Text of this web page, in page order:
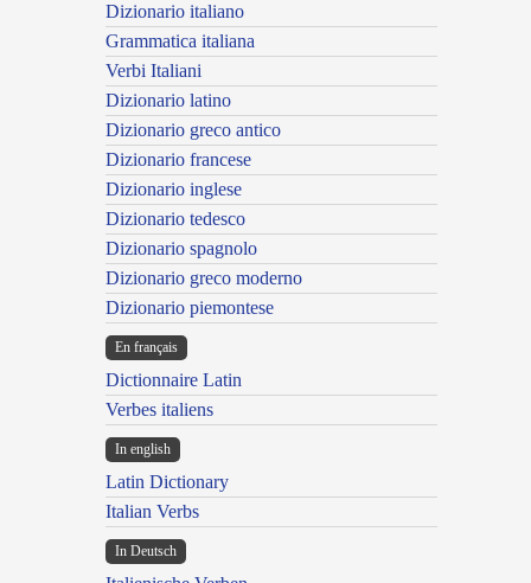
Dizionario italiano
Grammatica italiana
Verbi Italiani
Dizionario latino
Dizionario greco antico
Dizionario francese
Dizionario inglese
Dizionario tedesco
Dizionario spagnolo
Dizionario greco moderno
Dizionario piemontese
En français
Dictionnaire Latin
Verbes italiens
In english
Latin Dictionary
Italian Verbs
In Deutsch